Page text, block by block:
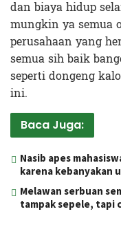
dan biaya hidup
mungkin ya semua
perusahaan yang
semua sih baik
seperti dongeng
ini.
Baca Juga:
Nasib apes
karena kebanyakan
Melawan serbuan
tampak sepele, tapi